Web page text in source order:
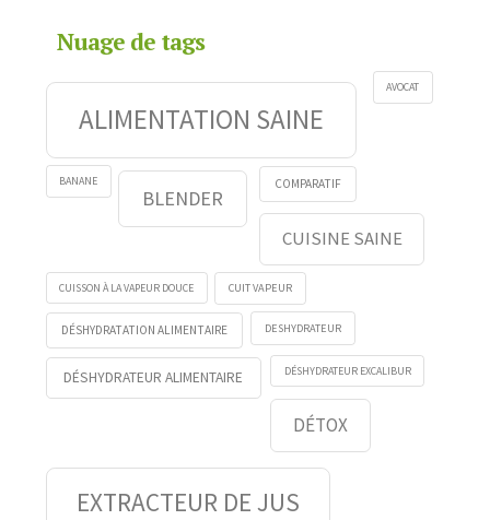
Nuage de tags
ALIMENTATION SAINE
AVOCAT
BANANE
BLENDER
COMPARATIF
CUISINE SAINE
CUISSON À LA VAPEUR DOUCE CUIT VAPEUR
DÉSHYDRATATION ALIMENTAIRE DESHYDRATEUR
DÉSHYDRATEUR ALIMENTAIRE DÉSHYDRATEUR EXCALIBUR
DÉTOX
EXTRACTEUR DE JUS